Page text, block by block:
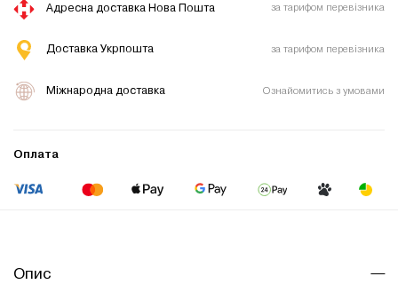
Адресна доставка Нова Пошта за тарифом перевізника
Доставка Укрпошта за тарифом перевізника
Міжнародна доставка Ознайомитись з умовами
Оплата
Опис